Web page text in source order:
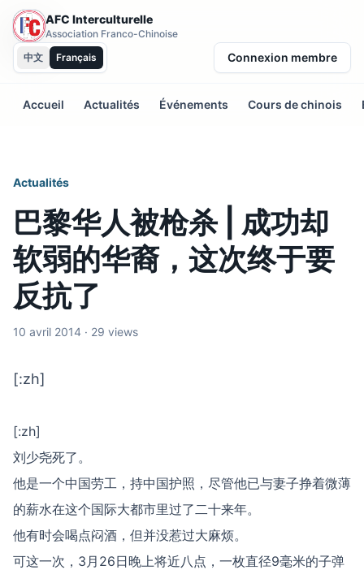
AFC Interculturelle
Association Franco-Chinoise
中文
Français Connexion membre
Accueil Actualités Événements Cours de chinois
Actualités
巴黎华人被枪杀 | 成功却
软弱的华裔，这次终于要
反抗了
10 avril 2014 · 29 views
[:zh]
[:zh]
刘少尧死了。
他是一个中国劳工，持中国护照，尽管他已与妻子挣着微薄
的薪水在这个国际大都市里过了二十来年。
他有时会喝点闷酒，但并没惹过大麻烦。
可这一次，3月26日晚上将近八点，一枚直径9毫米的子弹